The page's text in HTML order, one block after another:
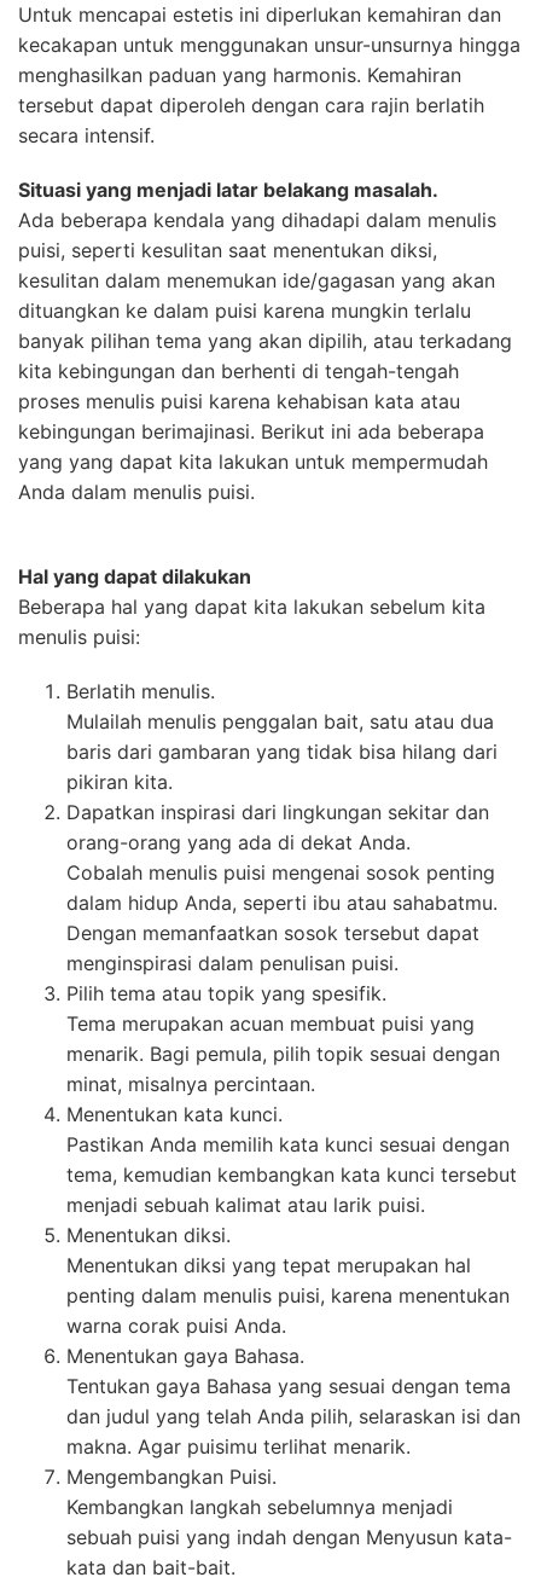
Untuk mencapai estetis ini diperlukan kemahiran dan
kecakapan untuk menggunakan unsur-unsurnya hingga
menghasilkan paduan yang harmonis. Kemahiran
tersebut dapat diperoleh dengan cara rajin berlatih
secara intensif.
Situasi yang menjadi latar belakang masalah.
Ada beberapa kendala yang dihadapi dalam menulis
puisi, seperti kesulitan saat menentukan diksi,
kesulitan dalam menemukan ide/gagasan yang akan
dituangkan ke dalam puisi karena mungkin terlalu
banyak pilihan tema yang akan dipilih, atau terkadang
kita kebingungan dan berhenti di tengah-tengah
proses menulis puisi karena kehabisan kata atau
kebingungan berimajinasi. Berikut ini ada beberapa
yang yang dapat kita lakukan untuk mempermudah
Anda dalam menulis puisi.
Hal yang dapat dilakukan
Beberapa hal yang dapat kita lakukan sebelum kita
menulis puisi:
Berlatih menulis.
Mulailah menulis penggalan bait, satu atau dua
baris dari gambaran yang tidak bisa hilang dari
pikiran kita.
Dapatkan inspirasi dari lingkungan sekitar dan
orang-orang yang ada di dekat Anda.
Cobalah menulis puisi mengenai sosok penting
dalam hidup Anda, seperti ibu atau sahabatmu.
Dengan memanfaatkan sosok tersebut dapat
menginspirasi dalam penulisan puisi.
Pilih tema atau topik yang spesifik.
Tema merupakan acuan membuat puisi yang
menarik. Bagi pemula, pilih topik sesuai dengan
minat, misalnya percintaan.
Menentukan kata kunci.
Pastikan Anda memilih kata kunci sesuai dengan
tema, kemudian kembangkan kata kunci tersebut
menjadi sebuah kalimat atau larik puisi.
Menentukan diksi.
Menentukan diksi yang tepat merupakan hal
penting dalam menulis puisi, karena menentukan
warna corak puisi Anda.
Menentukan gaya Bahasa.
Tentukan gaya Bahasa yang sesuai dengan tema
dan judul yang telah Anda pilih, selaraskan isi dan
makna. Agar puisimu terlihat menarik.
Mengembangkan Puisi.
Kembangkan langkah sebelumnya menjadi
sebuah puisi yang indah dengan Menyusun kata-
kata dan bait-bait.